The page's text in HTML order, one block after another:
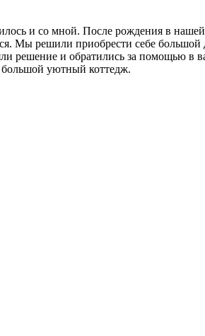
и со мной. После рождения в
Мы решили приобрести себе
решение и обратились за помощью
большой уютный коттедж.